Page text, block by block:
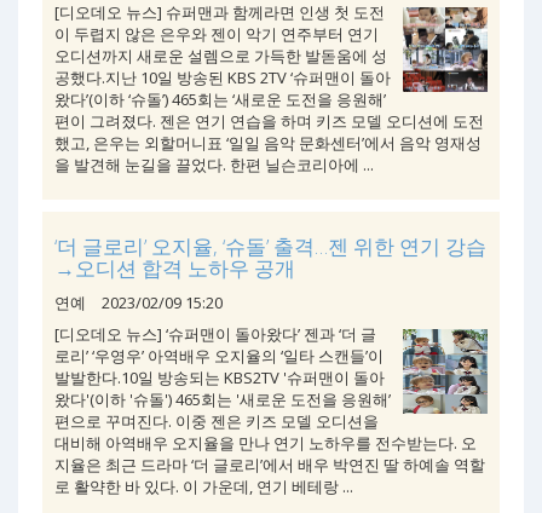
[디오데오 뉴스] 슈퍼맨과 함께라면 인생 첫 도전
이 두렵지 않은 은우와 젠이 악기 연주부터 연기
오디션까지 새로운 설렘으로 가득한 발돋움에 성
공했다.지난 10일 방송된 KBS 2TV ‘슈퍼맨이 돌아
왔다’(이하 ‘슈돌’) 465회는 ‘새로운 도전을 응원해’
편이 그려졌다. 젠은 연기 연습을 하며 키즈 모델 오디션에 도전
했고, 은우는 외할머니표 ‘일일 음악 문화센터’에서 음악 영재성
을 발견해 눈길을 끌었다. 한편 닐슨코리아에 ...
‘더 글로리’ 오지율, ‘슈돌’ 출격…젠 위한 연기 강습
→오디션 합격 노하우 공개
연예
2023/02/09 15:20
[디오데오 뉴스] ‘슈퍼맨이 돌아왔다’ 젠과 ‘더 글
로리’ ‘우영우’ 아역배우 오지율의 ‘일타 스캔들’이
발발한다.10일 방송되는 KBS2TV '슈퍼맨이 돌아
왔다'(이하 '슈돌') 465회는 '새로운 도전을 응원해’
편으로 꾸며진다. 이중 젠은 키즈 모델 오디션을
대비해 아역배우 오지율을 만나 연기 노하우를 전수받는다. 오
지율은 최근 드라마 ‘더 글로리’에서 배우 박연진 딸 하예솔 역할
로 활약한 바 있다. 이 가운데, 연기 베테랑 ...